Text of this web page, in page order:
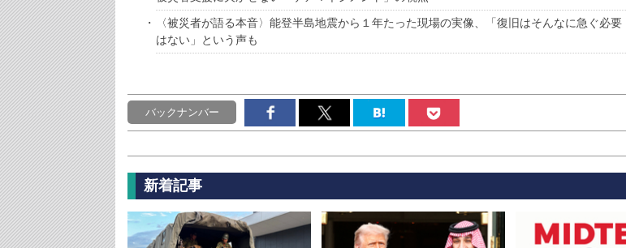
〈被災者が語る本音〉能登半島地震から１年たった現場の実像、「復旧はそんなに急ぐ必要
はない」という声も
バックナンバー
新着記事